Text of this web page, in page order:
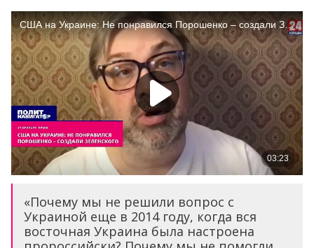
«Почему мы не решили вопрос с
Украиной еще в 2014 году, когда вся
восточная Украина была настроена